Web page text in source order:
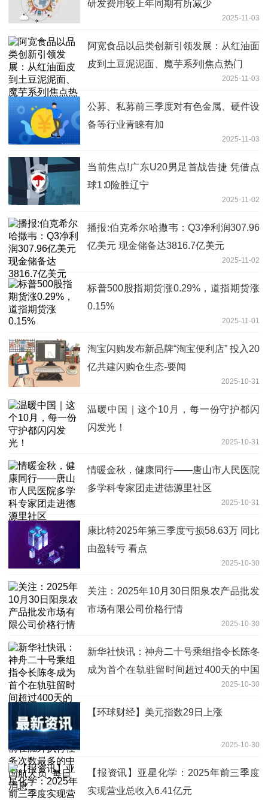
研发费用较上年同期有所减少
2025-11-03
阿宽食品以品类创新引领发展：从红油面
皮到土豆泥泥面、魔芋系列|焦点热门
2025-11-03
公募、私募前三季度对有色金属、硬件设
备等行业青睐有加
2025-11-03
当前焦点!广东U20男足首战告捷 凭借点
球1∶0险胜辽宁
2025-11-02
播报:伯克希尔哈撒韦：Q3净利润307.96
亿美元 现金储备达3816.7亿美元
2025-11-02
标普500股指期货涨0.29%，道指期货涨
0.15%
2025-11-01
淘宝闪购发布新品牌“淘宝便利店” 投入20
亿共建闪购仓生态-要闻
2025-10-31
温暖中国｜这个10月，每一份守护都闪
闪发光！
2025-10-31
情暖金秋，健康同行——唐山市人民医院
多学科专家团走进德源里社区
2025-10-31
康比特2025年第三季度亏损58.63万 同比
由盈转亏 看点
2025-10-30
关注：2025年10月30日阳泉农产品批发
市场有限公司价格行情
2025-10-30
新华社快讯：神舟二十号乘组指令长陈冬
成为首个在轨驻留时间超过400天的中国
航天员，已累计完成6次出舱活动，成为
目前在舱外执行任务次数最多的中国航天
2025-10-30
【环球财经】美元指数29日上涨
2025-10-30
【报资讯】亚星化学：2025年前三季度
实现营业总收入6.41亿元